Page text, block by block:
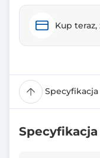
Kup teraz,
Specyfikacja
Specyfikacja